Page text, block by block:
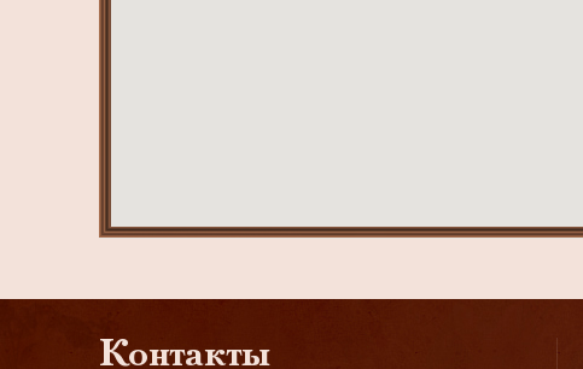
Контакты